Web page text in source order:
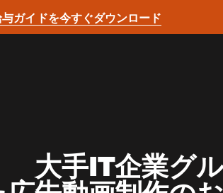
ガイドを今すぐダウンロード
手IT企業グ